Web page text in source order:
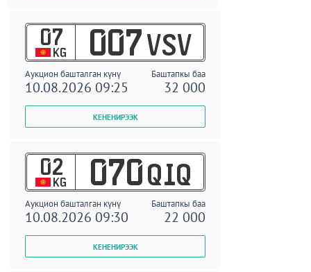
07
KG 007 VSV
Аукцион башталган күнү Баштапкы баа
10.08.2026 09:25 32 000
02
KG 070 QIQ
Аукцион башталган күнү Баштапкы баа
10.08.2026 09:30 22 000